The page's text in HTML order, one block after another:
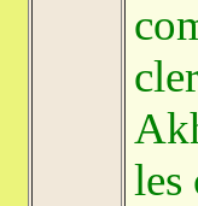
les